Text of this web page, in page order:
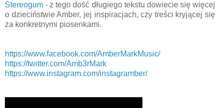
Stereogum- z tego dość długiego tekstu dowiecie się więcej
o dzieciństwie Amber, jej inspiracjach, czy treści kryjącej się
za konkretnymi piosenkami.
https://www.facebook.com/AmberMarkMusic/
https://twitter.com/Amb3rMark
https://www.instagram.com/instagramber/